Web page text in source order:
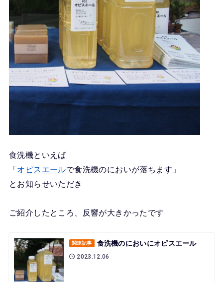
食洗機といえば
「オピスエールで食洗機のにおいが落ちます」
とお知らせいただき
ご紹介したところ、反響が大きかったです
関連記事 食洗機のにおいにオピスエール
2023.12.06